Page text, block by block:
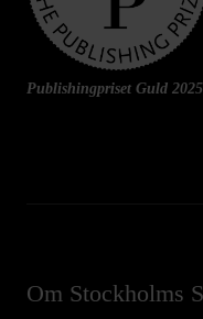
Publishingpriset Guld 2025
Om Stockholms